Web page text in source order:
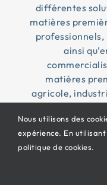
différentes
matières
professionnels,
ainsi
matières
agricole,
© Copyright
Nous utilisons des
expérience. En
politique de cookies.